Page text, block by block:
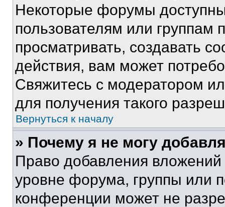
Некоторые форумы
пользователям или группам
просматривать, создавать
действия, вам может
Свяжитесь с модератором
для получения такого
Вернуться к началу
» Почему я не могу
Право добавления
уровне форума, группы или
конференции может не